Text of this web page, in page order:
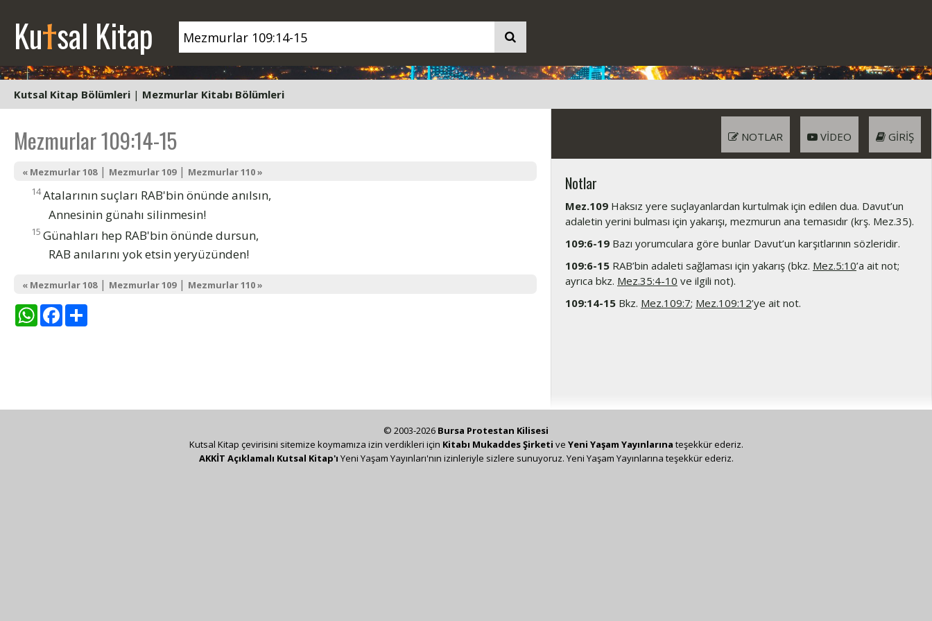
Kutsal Kitap
Kutsal Kitap Bölümleri | Mezmurlar Kitabı Bölümleri
Mezmurlar 109:14-15
« Mezmurlar 108| Mezmurlar 109| Mezmurlar 110 »
14Atalarının suçları RAB'bin önünde anılsın,
Annesinin günahı silinmesin!
15 Günahları hep RAB'bin önünde dursun,
RAB anılarını yok etsin yeryüzünden!
« Mezmurlar 108| Mezmurlar 109| Mezmurlar 110 »
WhatsAppFacebook
GIRIŞ
VIDEO
NOTLAR
Notlar
Mez.109 Haksız yere suçlayanlardan kurtulmak için edilen dua. Davut’un
adaletin yerini bulması için yakarışı, mezmurun ana temasıdır (krş. Mez.35).
109:6-19 Bazı yorumculara göre bunlar Davut’un karşıtlarının sözleridir.
109:6-15 RAB’bin adaleti sağlaması için yakarış (bkz. Mez.5:10’a ait not;
ayrıca bkz. Mez.35:4-10 ve ilgili not).
109:14-15 Bkz. Mez.109:7; Mez.109:12’ye ait not.
© 2003-2026 Bursa Protestan Kilisesi
Kutsal Kitap çevirisini sitemize koymamıza izin verdikleri için Kitabı Mukaddes Şirketi ve Yeni Yaşam Yayınlarına teşekkür ederiz.
AKKİT Açıklamalı Kutsal Kitap'ı Yeni Yaşam Yayınları'nın izinleriyle sizlere sunuyoruz. Yeni Yaşam Yayınlarına teşekkür ederiz.